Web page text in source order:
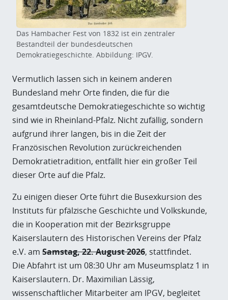
Das Hambacher Fest von 1832 ist ein zentraler
Bestandteil der bundesdeutschen
Demokratiegeschichte. Abbildung: IPGV.
Vermutlich lassen sich in keinem anderen
Bundesland mehr Orte finden, die für die
gesamtdeutsche Demokratiegeschichte so wichtig
sind wie in Rheinland-Pfalz. Nicht zufällig, sondern
aufgrund ihrer langen, bis in die Zeit der
Französischen Revolution zurückreichenden
Demokratietradition, entfällt hier ein großer Teil
dieser Orte auf die Pfalz.
Zu einigen dieser Orte führt die Busexkursion des
Instituts für pfälzische Geschichte und Volkskunde,
die in Kooperation mit der Bezirksgruppe
Kaiserslautern des Historischen Vereins der Pfalz
e.V. am Samstag, 22. August 2026, stattfindet.
Die Abfahrt ist um 08:30 Uhr am Museumsplatz 1 in
Kaiserslautern. Dr. Maximilian Lässig,
wissenschaftlicher Mitarbeiter am IPGV, begleitet